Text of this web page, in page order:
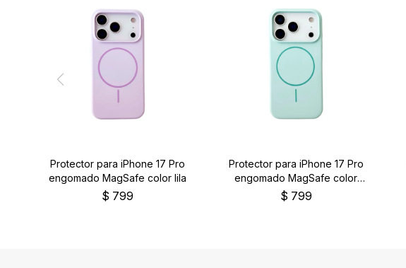
Protector para iPhone 17 Pro
engomado MagSafe color lila
$ 799
Protector para iPhone 17 Pro
engomado MagSafe color
verde
$ 799